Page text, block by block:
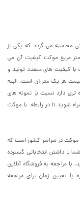
محاسبه می گردد که یکی از
مربع موکت کیفیت آن می
با کیفیت های متعدد تولید و
هر یک متر آن است. البته
دارد نسبت یا نمونه های
شوید تا در رابطه با موکت
موکت در سراسر کشور است که
با داشتن انتخاباتی گسترده
با مراجعه به فروشگاه آنلاین
یا تعیین زمان برای مراجعه